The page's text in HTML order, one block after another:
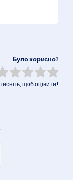
Було корисно?
щоб оцінити!